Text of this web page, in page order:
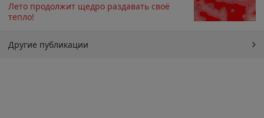
Лето продолжит щедро раздавать своё
тепло!
Другие публикации